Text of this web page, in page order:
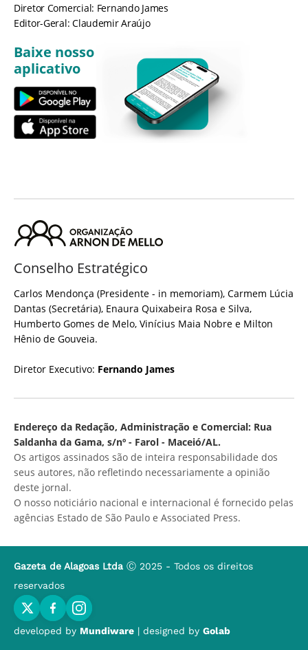
Diretor Comercial: Fernando James
Editor-Geral: Claudemir Araújo
Baixe nosso
aplicativo
Conselho Estratégico
Carlos Mendonça (Presidente - in memoriam), Carmem Lúcia
Dantas (Secretária), Enaura Quixabeira Rosa e Silva,
Humberto Gomes de Melo, Vinícius Maia Nobre e Milton
Hênio de Gouveia.
Diretor Executivo: Fernando James
Endereço da Redação, Administração e Comercial: Rua
Saldanha da Gama, s/nº - Farol - Maceió/AL.
Os artigos assinados são de inteira responsabilidade dos
seus autores, não refletindo necessariamente a opinião
deste jornal.
O nosso noticiário nacional e internacional é fornecido pelas
agências Estado de São Paulo e Associated Press.
Gazeta de Alagoas Ltda Ⓒ 2025 - Todos os direitos
reservados
developed by Mundiware | designed by Golab